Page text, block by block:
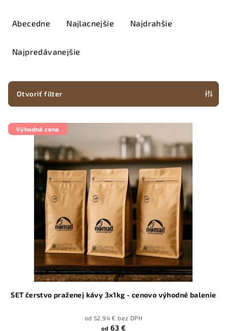
p
r
o
Abecedne Najlacnejšie Najdrahšie
Najpredávanejšie
Otvoriť filter
V
ý
o
Výhodná cena
SET čerstvo praženej kávy 3x1kg - cenovo výhodné balenie
od 52,94 € bez DPH
od 63 €